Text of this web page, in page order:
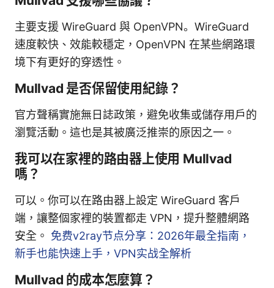
主要支援 WireGuard 與 OpenVPN。WireGuard
速度較快、效能較穩定，OpenVPN 在某些網路環
境下有更好的穿透性。
Mullvad 是否保留使用紀錄？
官方聲稱實施無日誌政策，避免收集或儲存用戶的
瀏覽活動。這也是其被廣泛推崇的原因之一。
我可以在家裡的路由器上使用 Mullvad
嗎？
可以。你可以在路由器上設定 WireGuard 客戶
端，讓整個家裡的裝置都走 VPN，提升整體網路
安全。 免费v2ray节点分享：2026年最全指南，
新手也能快速上手，VPN实战全解析
Mullvad 的成本怎麼算？